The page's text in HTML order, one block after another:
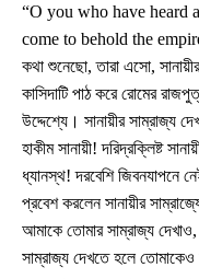
“O you who have heard
come to behold the empire
কথা শুনেছো, তারা এসো,
কাসিদাটি পাঠ করে রোমের
উদ্দেশ্যে। সানায়ীর সাম্রাজ্য
হাকীম সানায়ী! দরিদ্রক্লিষ্ট
ধ্যানস্থ! দরবেশি
প্রবেশ করলেন সানায়ীর
আমাকে তোমার সাম্রাজ্য
সাম্রাজ্য দেখতে হলে